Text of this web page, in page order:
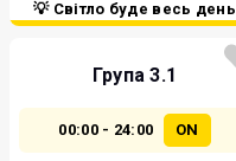
💡 Світло буде весь день
Група 3.1
00:00 - 24:00 ON